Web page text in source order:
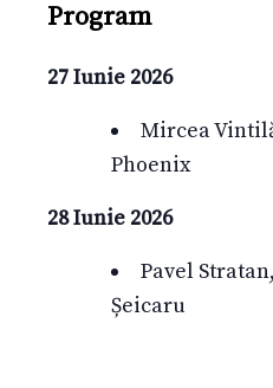
Program
27 Iunie 2026
Mircea
Phoenix
28 Iunie 2026
Pavel
Șeicaru